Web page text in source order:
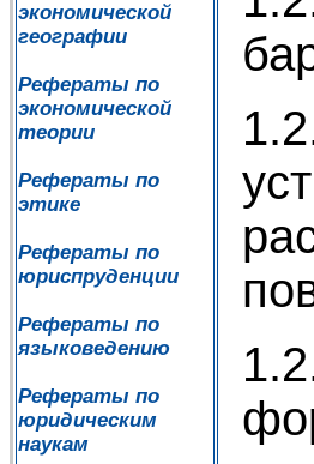
экономической
географии
Рефераты по
экономической
теории
Рефераты по
этике
Рефераты по
юриспруденции
Рефераты по
языковедению
Рефераты по
юридическим
наукам